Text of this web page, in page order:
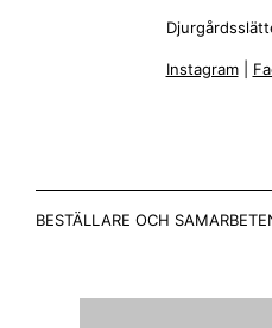
Instagram|
BESTÄLLARE OCH